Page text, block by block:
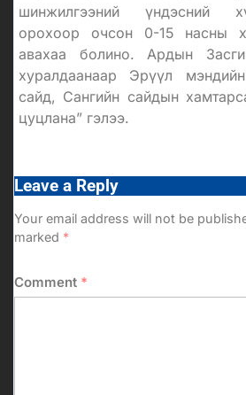
шинжилгээний үндэсний
орохоор очсон 0-15 насны
авахаа болино. Ардын
хуралдаанаар Эрүүл
сайд, Сангийн сайдын
цуцлана” гэлээ.
Leave a Reply
Your email address will not be
marked *
Comment *